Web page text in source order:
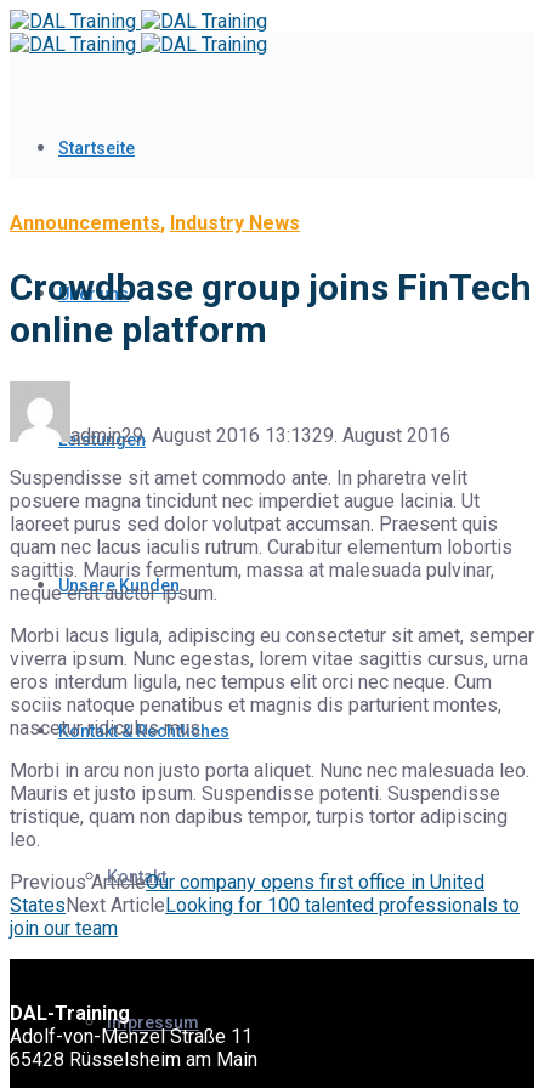
Startseite
Über uns
Leistungen
Unsere Kunden
Kontakt & Rechtliches
Kontakt
Impressum
Announcements, Industry News
Crowdbase group joins FinTech
online platform
admin29. August 2016 13:1329. August 2016
Suspendisse sit amet commodo ante. In pharetra velit
posuere magna tincidunt nec imperdiet augue lacinia. Ut
laoreet purus sed dolor volutpat accumsan. Praesent quis
quam nec lacus iaculis rutrum. Curabitur elementum lobortis
sagittis. Mauris fermentum, massa at malesuada pulvinar,
neque erat auctor ipsum.
Morbi lacus ligula, adipiscing eu consectetur sit amet, semper
viverra ipsum. Nunc egestas, lorem vitae sagittis cursus, urna
eros interdum ligula, nec tempus elit orci nec neque. Cum
sociis natoque penatibus et magnis dis parturient montes,
nascetur ridiculus mus.
Morbi in arcu non justo porta aliquet. Nunc nec malesuada leo.
Mauris et justo ipsum. Suspendisse potenti. Suspendisse
tristique, quam non dapibus tempor, turpis tortor adipiscing
leo.
Previous ArticleOur company opens first office in United
States Next Article Looking for 100 talented professionals to
join our team
DAL-Training
Adolf-von-Menzel Straße 11
65428 Rüsselsheim am Main